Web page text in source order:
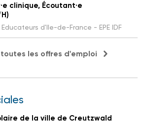
clinique, Écoutant·e
d'Ile-de-France - EPE IDF
les offres d'emploi
de la ville de Creutzwald